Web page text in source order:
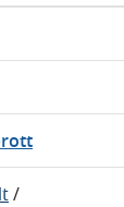
/